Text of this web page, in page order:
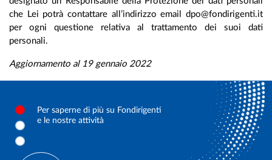
che Lei potrà contattare all’indirizzo email dpo@fondirigenti.it
per ogni questione relativa al trattamento dei suoi dati
personali.
Aggiornamento al 19 gennaio 2022
Per saperne di più su Fondirigenti
e le nostre attività